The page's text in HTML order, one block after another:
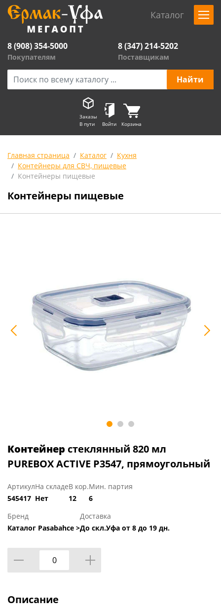
Каталог
8 (908) 354-5000
Покупателям
8 (347) 214-5202
Поставщикам
Заказы
В пути
Войти Корзина
Главная страница Каталог
Кухня
Контейнеры для СВЧ, пищевые
Контейнеры пищевые
Контейнеры пищевые
Контейнер стеклянный 820 мл
PUREBOX ACTIVE P3547, прямоугольный
Артикул
545417
На складе
Нет
В кор.
12
Мин. партия
6
Бренд
Каталог Pasabahce >
Доставка
До скл.Уфа от 8 до 19 дн.
Описание